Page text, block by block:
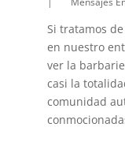
Si tratamos
en nuestro
ver la
casi la
comunidad